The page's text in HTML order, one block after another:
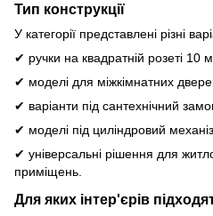
Тип конструкції
У категорії представлені різні
✔ ручки на квадратній розеті 10
✔ моделі для міжкімнатних
✔ варіанти під сантехнічний
✔ моделі під циліндровий
✔ універсальні рішення для
приміщень.
Для яких інтер'єрів